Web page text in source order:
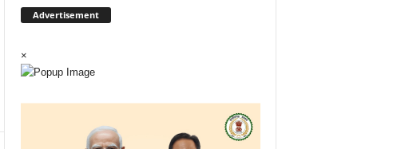
Advertisement
×